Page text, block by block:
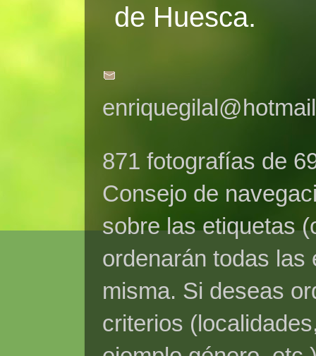
de Huesca.
871 fotografías de
Consejo de
sobre las etiquetas
ordenarán todas las
misma. Si deseas
criterios